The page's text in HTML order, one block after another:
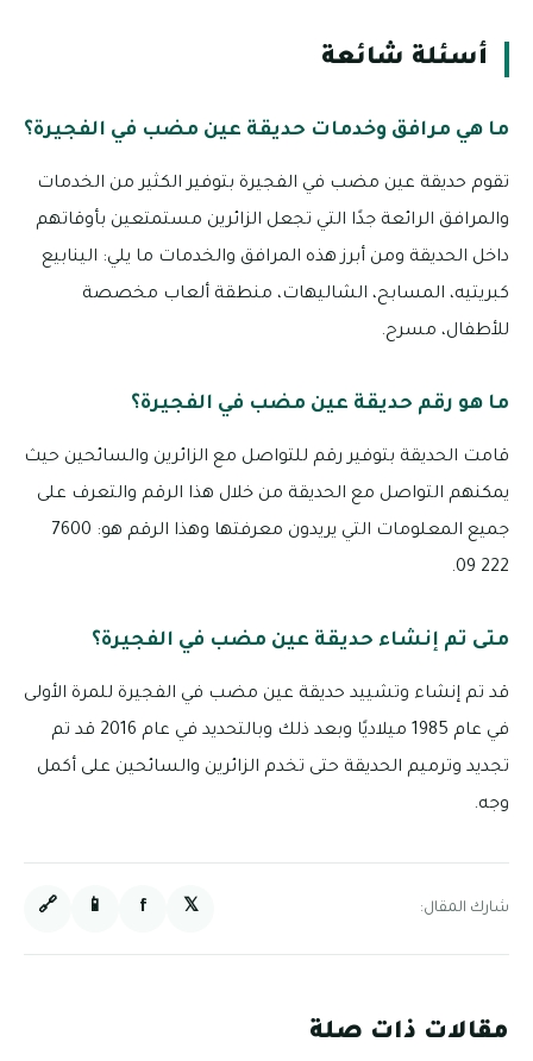
أسئلة شائعة
ما هي مرافق وخدمات حديقة عين مضب في الفجيرة؟
تقوم حديقة عين مضب في الفجيرة بتوفير الكثير من الخدمات
والمرافق الرائعة جدًا التي تجعل الزائرين مستمتعين بأوقاتهم
داخل الحديقة ومن أبرز هذه المرافق والخدمات ما يلي: الينابيع
كبريتيه، المسابح، الشاليهات، منطقة ألعاب مخصصة
للأطفال، مسرح.
ما هو رقم حديقة عين مضب في الفجيرة؟
قامت الحديقة بتوفير رقم للتواصل مع الزائرين والسائحين حيث
يمكنهم التواصل مع الحديقة من خلال هذا الرقم والتعرف على
جميع المعلومات التي يريدون معرفتها وهذا الرقم هو: 7600
222 09.
متى تم إنشاء حديقة عين مضب في الفجيرة؟
قد تم إنشاء وتشييد حديقة عين مضب في الفجيرة للمرة الأولى
في عام 1985 ميلاديًا وبعد ذلك وبالتحديد في عام 2016 قد تم
تجديد وترميم الحديقة حتى تخدم الزائرين والسائحين على أكمل
وجه.
شارك المقال: 𝕏
f
📱
🔗
مقالات ذات صلة